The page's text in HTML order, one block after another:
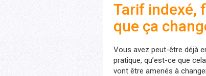
Tarif indexé,
que ça
Vous avez peut-être déjà
pratique, qu’est-ce que
vont être amenés à